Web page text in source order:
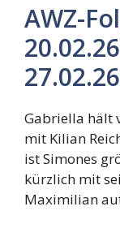
AWZ-
Gabriella hält
mit Kilian
ist Simones
kürzlich mit
Maximilian